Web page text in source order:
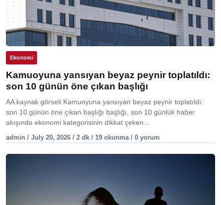
Ekonomi
Kamuoyuna yansıyan beyaz peynir toplatıldı:
son 10 günün öne çıkan başlığı
AA kaynak görseli Kamuoyuna yansıyan beyaz peynir toplatıldı:
son 10 günün öne çıkan başlığı başlığı, son 10 günlük haber
akışında ekonomi kategorisinin dikkat çeken...
admin / July 20, 2026 / 2 dk / 19 okunma / 0 yorum